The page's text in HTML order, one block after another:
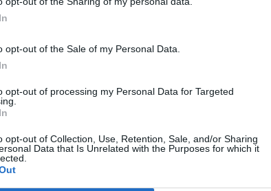
opt-out of the Sale of my Personal Data.
opt-out of processing my Personal Data for Targeted
opt-out of Collection, Use, Retention, Sale, and/or Sharing
Data that Is Unrelated with the Purposes for which it
θεμελιώδη προϋπόθεση, κάθε
και ανάδειξης. Όσο πληρέστερη,
είναι η γνώση μας για τα
ασφαλής και αποτελεσματική
διαχείρισή τους».
η συνειδητή στρατηγική επιλογή του
βήμα πραγματοποιήθηκε, είπε η